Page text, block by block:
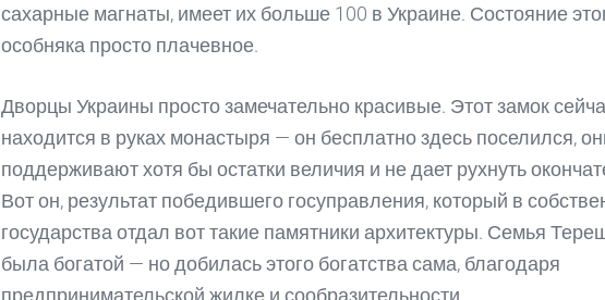
сахарные магнаты, имеет их больше 100 в Украине. Состояние
особняка просто плачевное.
Дворцы Украины просто замечательно красивые. Этот замок
находится в руках монастыря — он бесплатно здесь поселился,
поддерживают хотя бы остатки величия и не дает рухнуть
Вот он, результат победившего госуправления, который в
государства отдал вот такие памятники архитектуры. Семья
была богатой — но добилась этого богатства сама, благодаря
предпринимательской жилке и сообразительности.